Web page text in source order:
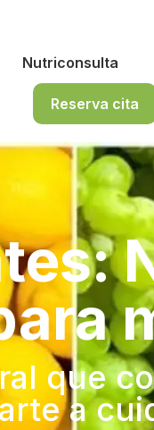
Nutriconsulta
Reserva cita
que
a